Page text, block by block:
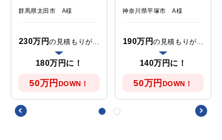
群馬県太田市 A様
230万円の見積もりが...
180万円に！
50万円 DOWN！
神奈川県平塚市 A様
190万円の見積もりが...
140万円に！
50万円 DOWN！